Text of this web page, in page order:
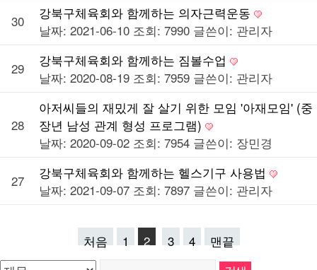
30
강북구체육회와 함께하는 의자근력운동
날짜: 2021-06-10 조회: 7990 글쓴이: 관리자
29
강북구체육회와 함께하는 짐볼수업
날짜: 2020-08-19 조회: 7959 글쓴이: 관리자
28
아저씨들의 재밌게 잘 살기 위한 모임 '아재모임' (중
장년 남성 관계 형성 프로그램)
날짜: 2020-09-02 조회: 7954 글쓴이: 장민경
27
강북구체육회와 함께하는 헬스기구 사용법
날짜: 2021-09-07 조회: 7897 글쓴이: 관리자
처음 1 2 3 4 맨끝